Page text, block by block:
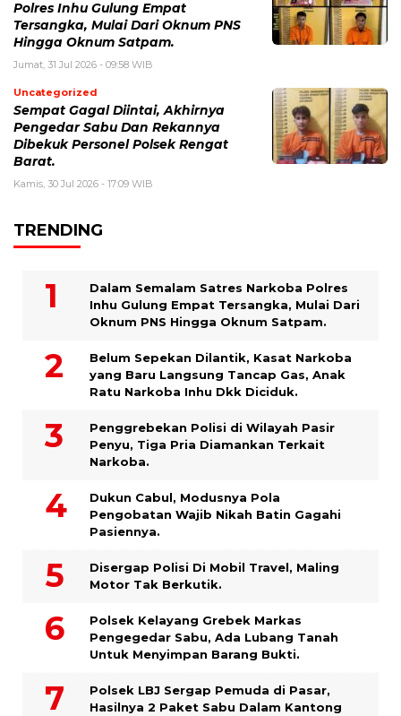
Polres Inhu Gulung Empat
Tersangka, Mulai Dari Oknum PNS
Hingga Oknum Satpam.
Jumat, 31 Jul 2026 - 09:58 WIB
Uncategorized
Sempat Gagal Diintai, Akhirnya
Pengedar Sabu Dan Rekannya
Dibekuk Personel Polsek Rengat
Barat.
Kamis, 30 Jul 2026 - 17:09 WIB
TRENDING
Dalam Semalam Satres Narkoba Polres
Inhu Gulung Empat Tersangka, Mulai Dari
Oknum PNS Hingga Oknum Satpam.
Belum Sepekan Dilantik, Kasat Narkoba
yang Baru Langsung Tancap Gas, Anak
Ratu Narkoba Inhu Dkk Diciduk.
Penggrebekan Polisi di Wilayah Pasir
Penyu, Tiga Pria Diamankan Terkait
Narkoba.
Dukun Cabul, Modusnya Pola
Pengobatan Wajib Nikah Batin Gagahi
Pasiennya.
Disergap Polisi Di Mobil Travel, Maling
Motor Tak Berkutik.
Polsek Kelayang Grebek Markas
Pengegedar Sabu, Ada Lubang Tanah
Untuk Menyimpan Barang Bukti.
Polsek LBJ Sergap Pemuda di Pasar,
Hasilnya 2 Paket Sabu Dalam Kantong